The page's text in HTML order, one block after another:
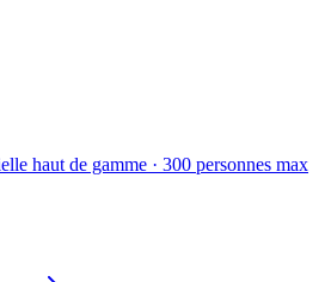
haut de gamme · 300 personnes max